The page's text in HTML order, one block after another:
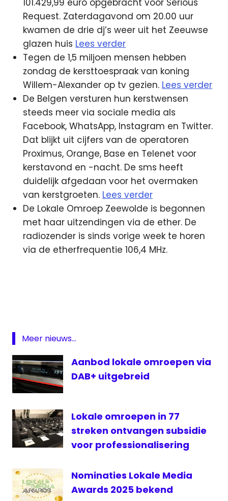
101.429,99 euro opgebracht voor Serious
Request. Zaterdagavond om 20.00 uur
kwamen de drie dj’s weer uit het Zeeuwse
glazen huis Lees verder
Tegen de 1,5 miljoen mensen hebben
zondag de kersttoespraak van koning
Willem-Alexander op tv gezien. Lees verder
De Belgen versturen hun kerstwensen
steeds meer via sociale media als
Facebook, WhatsApp, Instagram en Twitter.
Dat blijkt uit cijfers van de operatoren
Proximus, Orange, Base en Telenet voor
kerstavond en -nacht. De sms heeft
duidelijk afgedaan voor het overmaken
van kerstgroeten. Lees verder
De Lokale Omroep Zeewolde is begonnen
met haar uitzendingen via de ether. De
radiozender is sinds vorige week te horen
via de etherfrequentie 106,4 MHz.
omroep
Netflix
RTV
SMS
Zeewolde
Meer nieuws...
Aanbod lokale omroepen via
DAB+ uitgebreid
Lokale omroepen in 77
streken ontvangen subsidie
voor professionalisering
Nominaties Lokale Media
Awards 2025 bekend